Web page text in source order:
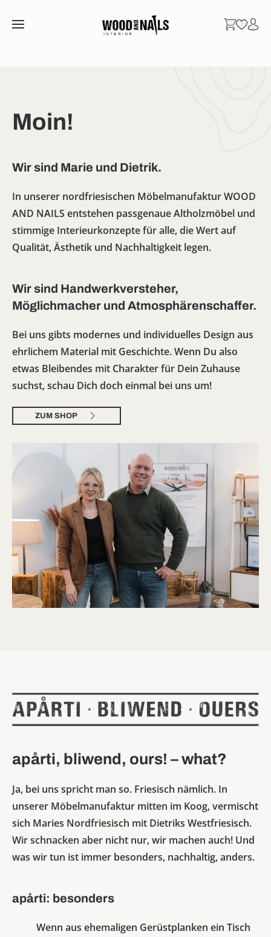
Moin!
Wir sind Marie und Dietrik.
In unserer nordfriesischen Möbelmanufaktur WOOD
AND NAILS entstehen passgenaue Altholzmöbel und
stimmige Interieurkonzepte für alle, die Wert auf
Qualität, Ästhetik und Nachhaltigkeit legen.
Wir sind Handwerkversteher,
Möglichmacher und Atmosphärenschaffer.
Bei uns gibts modernes und individuelles Design aus
ehrlichem Material mit Geschichte. Wenn Du also
etwas Bleibendes mit Charakter für Dein Zuhause
suchst, schau Dich doch einmal bei uns um!
ZUM SHOP
apårti, bliwend, ours! – what?
Ja, bei uns spricht man so. Friesisch nämlich. In
unserer Möbelmanufaktur mitten im Koog, vermischt
sich Maries Nordfriesisch mit Dietriks Westfriesisch.
Wir schnacken aber nicht nur, wir machen auch! Und
was wir tun ist immer besonders, nachhaltig, anders.
apårti: besonders
Wenn aus ehemaligen Gerüstplanken ein Tisch